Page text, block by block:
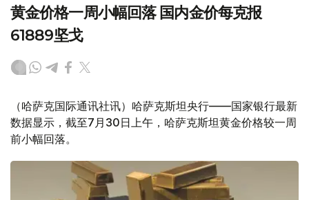
黄金价格一周小幅回落 国内金价每克报
61889坚戈
（哈萨克国际通讯社讯）哈萨克斯坦央行——国家银行最新
数据显示，截至7月30日上午，哈萨克斯坦黄金价格较一周
前小幅回落。